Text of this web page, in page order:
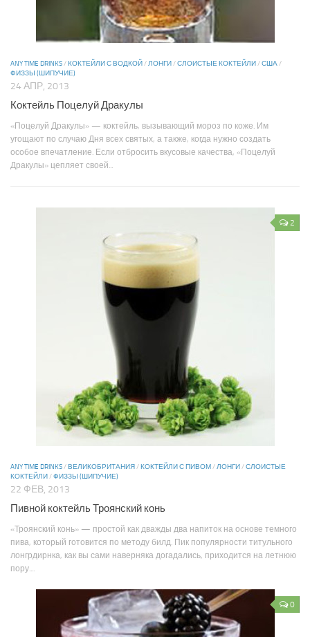
ANY TIME DRINKS/КОКТЕЙЛИ С ВОДКОЙ/ЛОНГИ/СЛОИСТЫЕ КОКТЕЙЛИ/США/
ФИЗЗЫ (ШИПУЧИЕ)
24 АПР, 2013
Коктейль Поцелуй Дракулы
«Поцелуй Дракулы» — коктейль, вызывающий мороз по коже. Им
угощают по случаю Дня всех святых, а также, когда нужно создать
особое впечатление. Если отбросить вкусовые качества, «Поцелуй
Дракулы» цепляет своей...
2
ANY TIME DRINKS/ВЕЛИКОБРИТАНИЯ/КОКТЕЙЛИ С ПИВОМ/ЛОНГИ/СЛОИСТЫЕ
КОКТЕЙЛИ/ФИЗЗЫ (ШИПУЧИЕ)
22 ФЕВ, 2013
Пивной коктейль Троянский конь
«Троянский конь» — простой как дважды два напиток на основе темного
пива, который готовится по методу билд. Пик популярности титульного
лонгрдирнка, как вы сами наверняка догадались, приходится на летнюю
пору....
0